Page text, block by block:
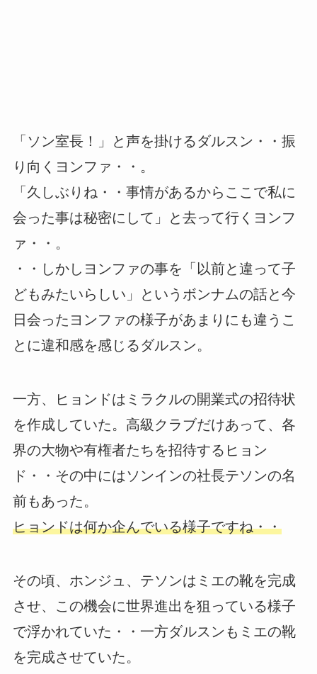
「ソン室長！」と声を掛けるダルスン・・振
り向くヨンファ・・。
「久しぶりね・・事情があるからここで私に
会った事は秘密にして」と去って行くヨンフ
ァ・・。
・・しかしヨンファの事を「以前と違って子
どもみたいらしい」というボンナムの話と今
日会ったヨンファの様子があまりにも違うこ
とに違和感を感じるダルスン。
一方、ヒョンドはミラクルの開業式の招待状
を作成していた。高級クラブだけあって、各
界の大物や有権者たちを招待するヒョン
ド・・その中にはソンインの社長テソンの名
前もあった。
ヒョンドは何か企んでいる様子ですね・・
その頃、ホンジュ、テソンはミエの靴を完成
させ、この機会に世界進出を狙っている様子
で浮かれていた・・一方ダルスンもミエの靴
を完成させていた。